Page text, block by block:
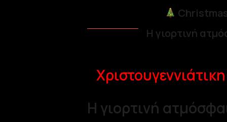
Η γιορτινή
Η γιορτινή